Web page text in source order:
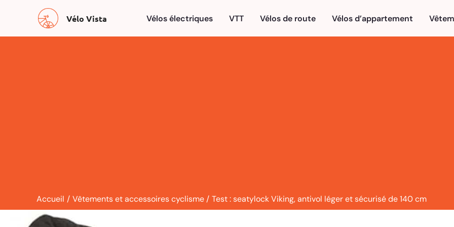
contenu
Vélo Vista Vélos électriques VTT Vélos de route Vélos d’appartement
Accueil Vêtements et accessoires cyclisme Test : seatylock Viking, antivol léger et sécurisé de 140 cm